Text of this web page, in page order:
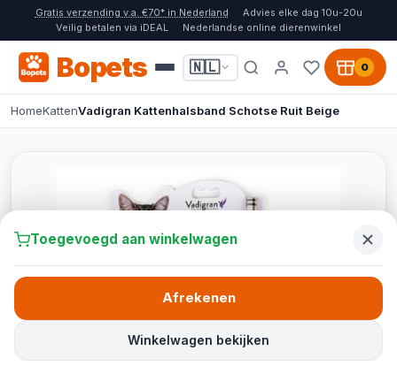
Gratis verzending v.a. €70* in Nederland
Advies elke dag 10u-20u
Veilig betalen via iDEAL
Nederlandse online dierenwinkel
Bopets 🇳🇱 0
HomeKattenVadigran Kattenhalsband Schotse Ruit Beige
Toegevoegd aan winkelwagen
Winkelwagen bekijken
Afrekenen